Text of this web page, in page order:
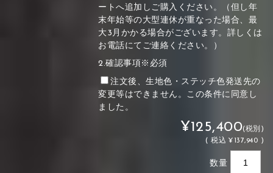
ートへ追加しご購入ください。（但し年
末年始等の大型連休が重なった場合、最
大3月かかる場合がございます。詳しくは
お電話にてご連絡ください。）
2.確認事項※必須
注文後、生地色・ステッチ色発送先の
変更等はできません。この条件に同意し
ました。
¥125,400(税別)
(税込 ¥137,940 )
数量